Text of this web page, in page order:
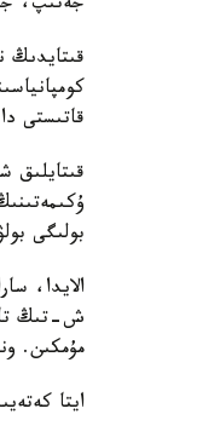
قاتىستى
قىتايلىق
بولىگى
الايدا،
ش-تىڭ
مۇمكىن.
ايتا